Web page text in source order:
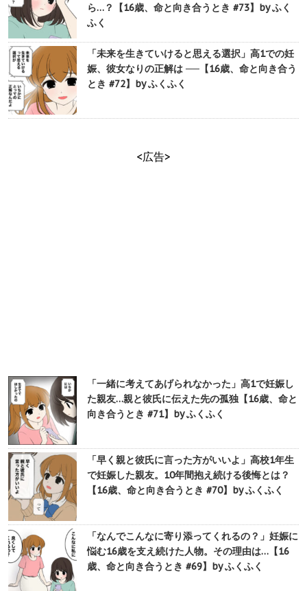
ら…？【16歳、命と向き合うとき #73】by ふく
ふく
「未来を生きていけると思える選択」高1での妊
娠、彼女なりの正解は ──【16歳、命と向き合う
とき #72】by ふくふく
<広告>
「一緒に考えてあげられなかった」高1で妊娠し
た親友…親と彼氏に伝えた先の孤独【16歳、命と
向き合うとき #71】by ふくふく
「早く親と彼氏に言った方がいいよ」高校1年生
で妊娠した親友。10年間抱え続ける後悔とは？
【16歳、命と向き合うとき #70】by ふくふく
「なんでこんなに寄り添ってくれるの？」妊娠に
悩む16歳を支え続けた人物。その理由は…【16
歳、命と向き合うとき #69】by ふくふく